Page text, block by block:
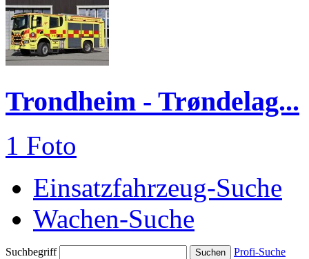
Trondheim - Trøndelag...
1 Foto
Einsatzfahrzeug-Suche
Wachen-Suche
Suchbegriff
Profi-Suche